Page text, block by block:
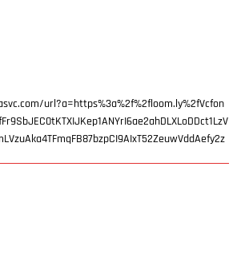
url?a=https%3a%2f%2floom.ly%2fVcfon